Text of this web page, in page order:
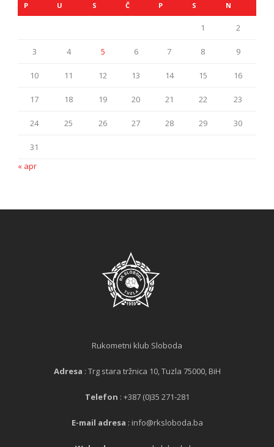
P U S Č P S N
1 2
3 4 5 6 7 8 9
10 11 12 13 14 15 16
17 18 19 20 21 22 23
24 25 26 27 28 29 30
31
« apr
Rukometni klub Sloboda
Adresa : Trg stara tržnica 10, Tuzla 75000, BiH
Telefon : +387 (0)35 271-281
E-mail adresa : info@rksloboda.ba